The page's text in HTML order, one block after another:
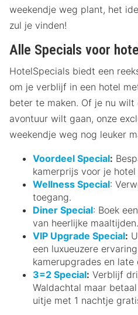
weekendje weg plant, het
zul je vinden!
Alle Specials voor
HotelSpecials biedt een
om je verblijf in een hotel
beter te maken. Of je nu wilt
avontuur wilt gaan, onze
weekendje weg nog leuker
Voordeel Special:
kamerprijs voor je
Wellness Special:
toegang.
Diner Special: Boek
van heerlijke maaltijden.
VIP Upgrade Special:
een luxueuzere
kamerupgrades en late
3=2 Special: Verblijf
Waldachtal maar
uitje met 1 nachtje